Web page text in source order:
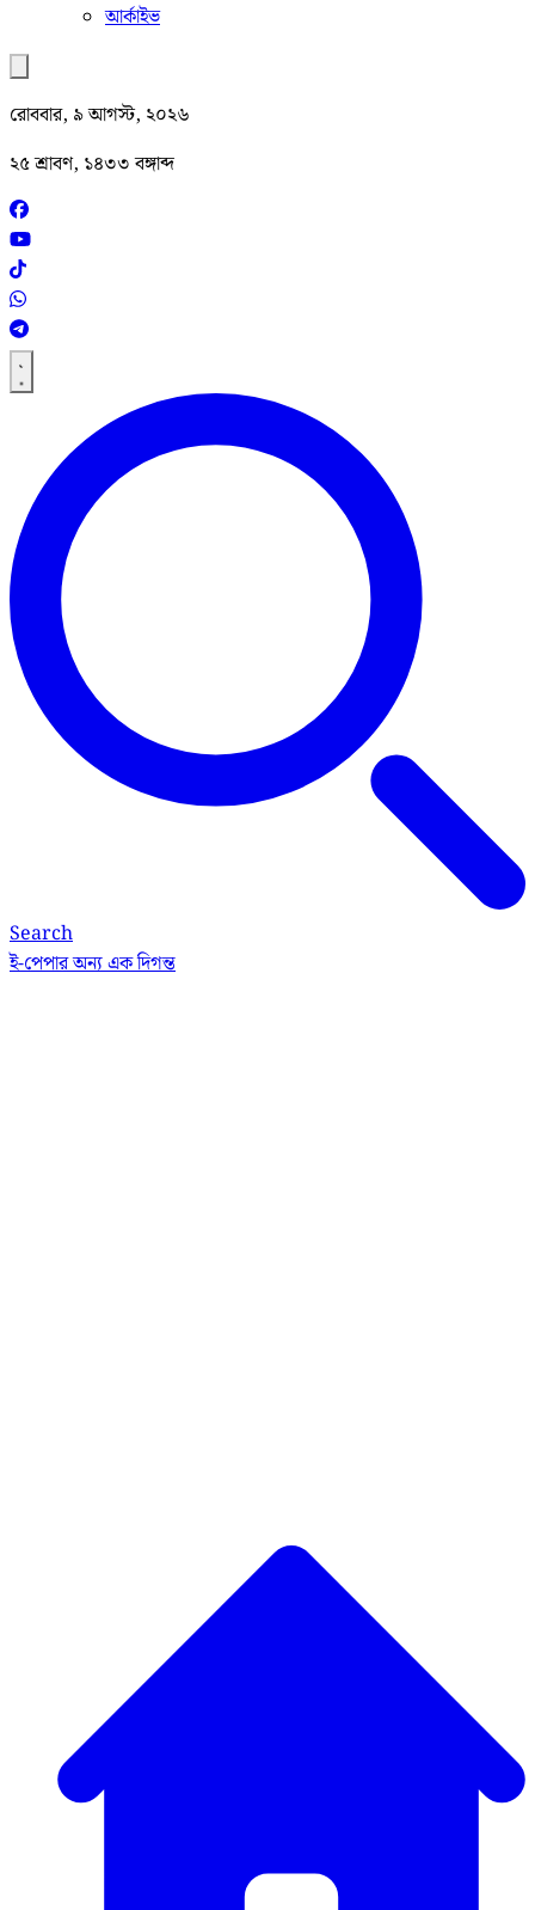
আর্কাইভ
রোববার, ৯ আগস্ট, ২০২৬
২৫ শ্রাবণ, ১৪৩৩ বঙ্গাব্দ
Search
ই-পেপারঅন্য এক দিগন্ত